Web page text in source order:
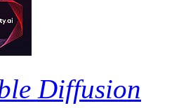
Diffusion